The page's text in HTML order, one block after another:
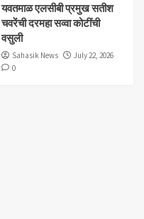
यवतमाळ एलसीबी प्रमुख सतीश
चवरेंची दरमहा सव्वा कोटींची
वसुली
Sahasik News
July 22, 2026
0